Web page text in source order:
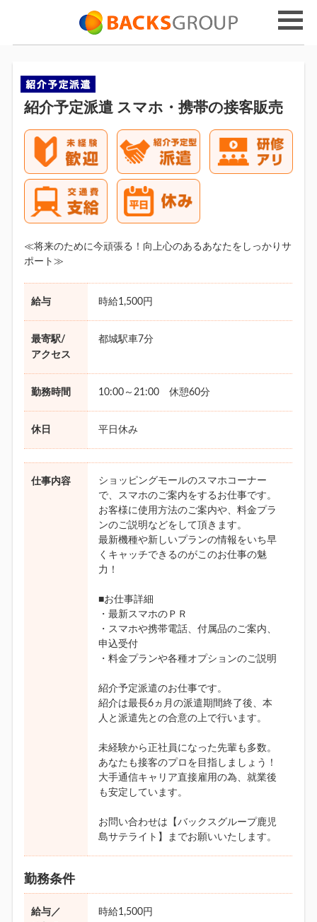
紹介予定派遣 スマホ・携帯の接客販売
≪将来のために今頑張る！向上心のあるあなたをしっかりサ
ポート≫
給与 時給1,500円
最寄駅/
アクセス
都城駅車7分
勤務時間 10:00～21:00 休憩60分
休日 平日休み
仕事内容
ショッピングモールのスマホコーナー
で、スマホのご案内をするお仕事です。
お客様に使用方法のご案内や、料金プラ
ンのご説明などをして頂きます。
最新機種や新しいプランの情報をいち早
くキャッチできるのがこのお仕事の魅
力！
■お仕事詳細
・最新スマホのＰＲ
・スマホや携帯電話、付属品のご案内、
申込受付
・料金プランや各種オプションのご説明
紹介予定派遣のお仕事です。
紹介は最長6ヵ月の派遣期間終了後、本
人と派遣先との合意の上で行います。
未経験から正社員になった先輩も多数。
あなたも接客のプロを目指しましょう！
大手通信キャリア直接雇用の為、就業後
も安定しています。
お問い合わせは【バックスグループ鹿児
島サテライト】までお願いいたします。
勤務条件
給与／
時給1,500円